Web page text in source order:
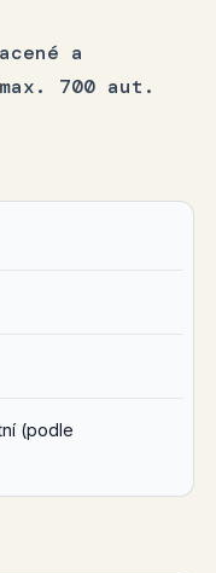
a
700 aut.
(podle